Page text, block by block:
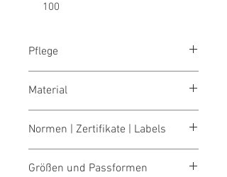
100
Pflege
Material
meliert: 98 % Baumwolle und 2 %
Viskose; grau meliert: 85 % Baumwolle
und 15 % Viskose), 200 g/m²
Normen | Zertifikate | Labels
Fear Wear
Größen und Passformen